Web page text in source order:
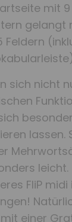
mit 9
gelangt
sich nicht
lassen.
leicht.
FliP midi
einer